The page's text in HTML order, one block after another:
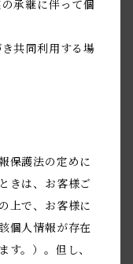
承継に伴って個
共同利用する場
保護法の定めに
きは、お客様ご
上で、お客様に
個人情報が存在
す。）。但し、